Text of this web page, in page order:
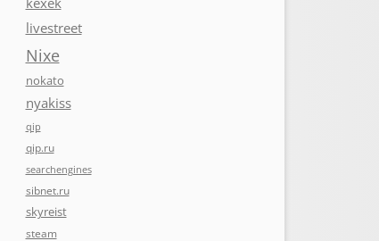
livestreet
Nixe
nokato
nyakiss
qip
qip.ru
searchengines
sibnet.ru
skyreist
steam